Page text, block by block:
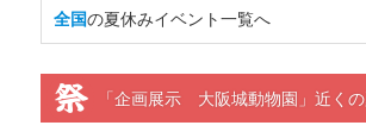
全国の夏休みイベント一覧へ
「企画展示 大阪城動物園」近くの